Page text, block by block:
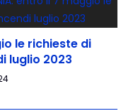
le richieste di
luglio 2023